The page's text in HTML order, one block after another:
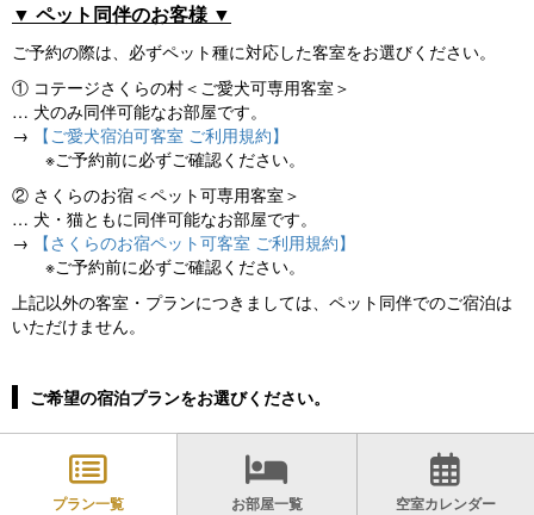
▼ ペット同伴のお客様 ▼
ご予約の際は、必ずペット種に対応した客室をお選びください。
① コテージさくらの村＜ご愛犬可専用客室＞
… 犬のみ同伴可能なお部屋です。
→
【ご愛犬宿泊可客室 ご利用規約】
※ご予約前に必ずご確認ください。
② さくらのお宿＜ペット可専用客室＞
… 犬・猫ともに同伴可能なお部屋です。
→
【さくらのお宿ペット可客室 ご利用規約】
※ご予約前に必ずご確認ください。
上記以外の客室・プランにつきましては、ペット同伴でのご宿泊は
いただけません。
ご希望の宿泊プランをお選びください。
プラン一覧 お部屋一覧 空室カレンダー